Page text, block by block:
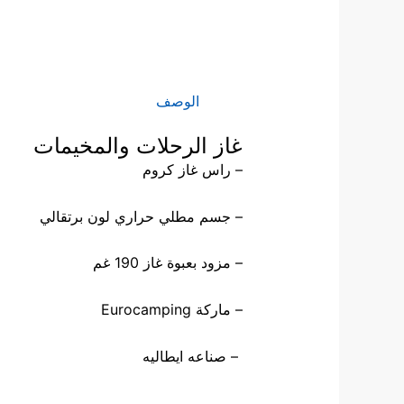
الوصف
غاز الرحلات والمخيمات
– راس غاز كروم
– جسم مطلي حراري لون برتقالي
– مزود بعبوة غاز 190 غم
– ماركة Eurocamping
–صناعه ايطاليه